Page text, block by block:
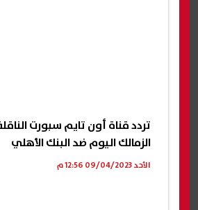
تردد قناة أون تايم سبورت
الزمالك اليوم ضد البنك الأهلي
الأحد 09/04/2023 12:56 م